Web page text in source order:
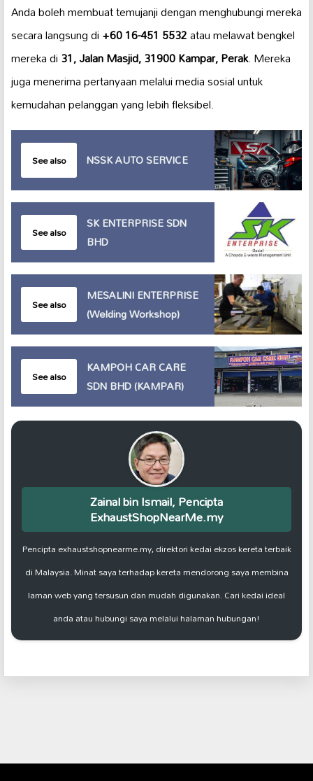
Anda boleh membuat temujanji dengan menghubungi mereka
secara langsung di+60 16-451 5532atau melawat bengkel
mereka di31, Jalan Masjid, 31900 Kampar, Perak. Mereka
juga menerima pertanyaan melalui media sosial untuk
kemudahan pelanggan yang lebih fleksibel.
See also NSSK AUTO SERVICE
See also
SK ENTERPRISE SDN
BHD
See also
MESALINI ENTERPRISE
(Welding Workshop)
See also
KAMPOH CAR CARE
SDN BHD (KAMPAR)
Zainal bin Ismail, Pencipta
ExhaustShopNearMe.my
Pencipta exhaustshopnearme.my, direktori kedai ekzos kereta terbaik
di Malaysia. Minat saya terhadap kereta mendorong saya membina
laman web yang tersusun dan mudah digunakan. Cari kedai ideal
anda atau hubungi saya melalui halaman hubungan!